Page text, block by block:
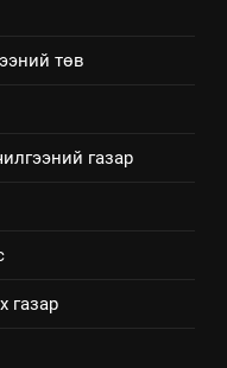
төв
газар
газар
зөвлөлийн
2025 оны үйл
ЗӨВЛӨЛ
түүчээлсэн